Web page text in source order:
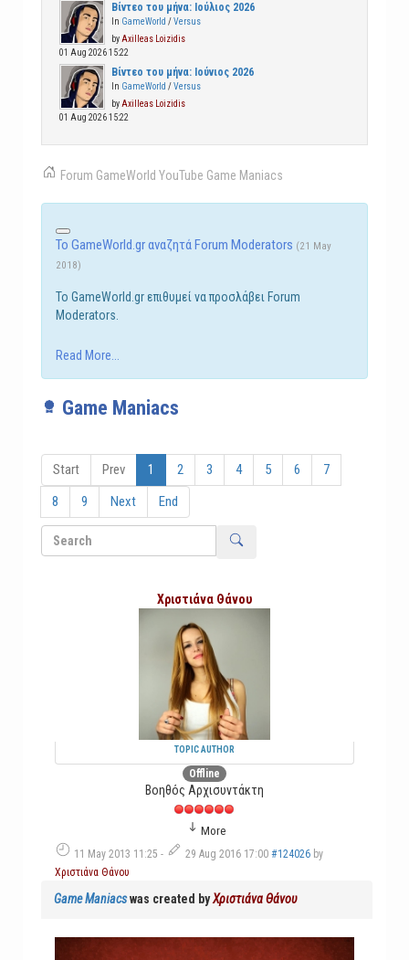
Βίντεο του μήνα: Ιούλιος 2026
In GameWorld /Versus
by Axilleas Loizidis
01 Aug 2026 15:22
Βίντεο του μήνα: Ιούνιος 2026
In GameWorld /Versus
by Axilleas Loizidis
01 Aug 2026 15:22
Forum GameWorld YouTube Game Maniacs
Το GameWorld.gr αναζητά Forum Moderators (21 May
2018)
Το GameWorld.gr επιθυμεί να προσλάβει Forum
Moderators.
Read More...
Game Maniacs
Start Prev 1 2 3 4 5 6
7
8
9 Next End
Χριστιάνα Θάνου
TOPIC AUTHOR
Offline
Βοηθός Αρχισυντάκτη
More
11 May 2013 11:25 - 29 Aug 2016 17:00 #124026 by
Χριστιάνα Θάνου
Game Maniacswas created byΧριστιάνα Θάνου